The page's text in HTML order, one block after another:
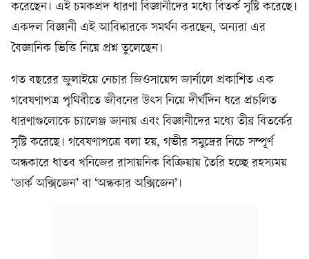
করেছেন। এই চমকপ্রদ ধারণা বিজ্ঞানীদের মধ্যে বিতর্ক সৃষ্টি করেছে।
একদল বিজ্ঞানী এই আবিষ্কারকে সমর্থন করছেন, অন্যরা এর
বৈজ্ঞানিক ভিত্তি নিয়ে প্রশ্ন তুলেছেন।
গত বছরের জুলাইয়ে নেচার জিওসায়েন্স জার্নালে প্রকাশিত এক
গবেষণাপত্র পৃথিবীতে জীবনের উৎস নিয়ে দীর্ঘদিন ধরে প্রচলিত
ধারণাগুলোকে চ্যালেঞ্জ জানায় এবং বিজ্ঞানীদের মধ্যে তীব্র বিতর্কের
সৃষ্টি করেছে। গবেষণাপত্রে বলা হয়, গভীর সমুদ্রের নিচে সম্পূর্ণ
অন্ধকারে ধাতব খনিজের রাসায়নিক বিক্রিয়ায় তৈরি হচ্ছে রহস্যময়
‘ডার্ক অক্সিজেন’ বা ‘অন্ধকার অক্সিজেন’।